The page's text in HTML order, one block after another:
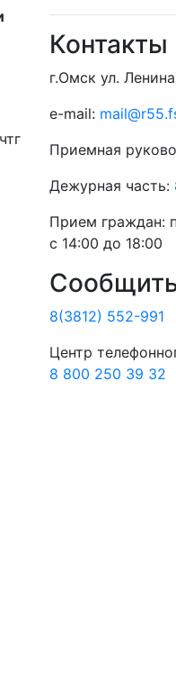
Контакты
г.Омск ул.
e-mail:
Приемная
Дежурная часть:
Прием граждан:
с 14:00 до 18:00
8(3812) 552-991
Центр
8 800 250 39 32